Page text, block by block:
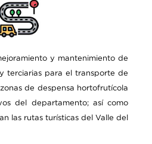
y mantenimiento de
terciarias para el transporte de
de despensa hortofrutícola
del departamento; así como
las rutas turísticas del Valle del